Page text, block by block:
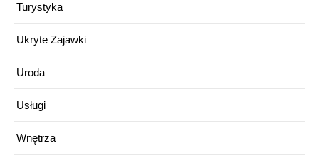
Turystyka
Ukryte Zajawki
Uroda
Usługi
Wnętrza